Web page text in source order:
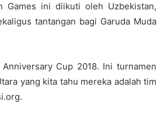
Games ini diikuti oleh Uzbekistan,
tantangan bagi Garuda Muda
Cup 2018. Ini turnamen
yang kita tahu mereka adalah tim